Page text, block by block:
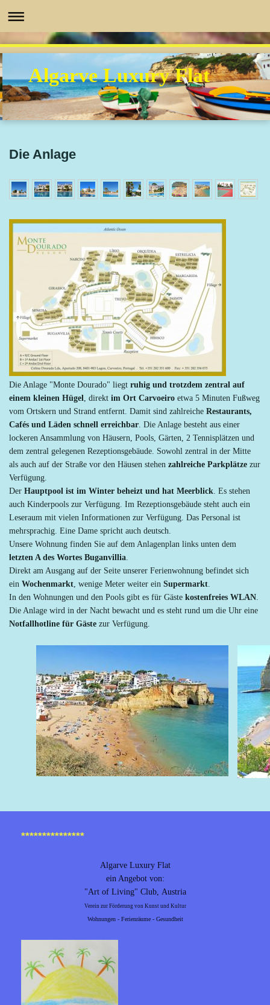
Algarve Luxury Flat
Die Anlage
Die Anlage "Monte Dourado" liegt ruhig und trotzdem zentral auf
einem kleinen Hügel, direkt im Ort Carvoeiro etwa 5 Minuten Fußweg
vom Ortskern und Strand entfernt. Damit sind zahlreiche Restaurants,
Cafés und Läden schnell erreichbar. Die Anlage besteht aus einer
lockeren Ansammlung von Häusern, Pools, Gärten, 2 Tennisplätzen und
dem zentral gelegenen Rezeptionsgebäude. Sowohl zentral in der Mitte
als auch auf der Straße vor den Häusen stehen zahlreiche Parkplätze zur
Verfügung.
Der Hauptpool ist im Winter beheizt und hat Meerblick. Es stehen
auch Kinderpools zur Verfügung. Im Rezeptionsgebäude steht auch ein
Leseraum mit vielen Informationen zur Verfügung. Das Personal ist
mehrsprachig. Eine Dame spricht auch deutsch.
Unsere Wohnung finden Sie auf dem Anlagenplan links unten dem
letzten A des Wortes Buganvillia.
Direkt am Ausgang auf der Seite unserer Ferienwohnung befindet sich
ein Wochenmarkt, wenige Meter weiter ein Supermarkt.
In den Wohnungen und den Pools gibt es für Gäste kostenfreies WLAN.
Die Anlage wird in der Nacht bewacht und es steht rund um die Uhr eine
Notfallhotline für Gäste zur Verfügung.
***************
Algarve Luxury Flat
ein Angebot von:
"Art of Living" Club, Austria
Verein zur Förderung von Kunst und Kultur
Wohnungen - Ferienräume - Gesundheit